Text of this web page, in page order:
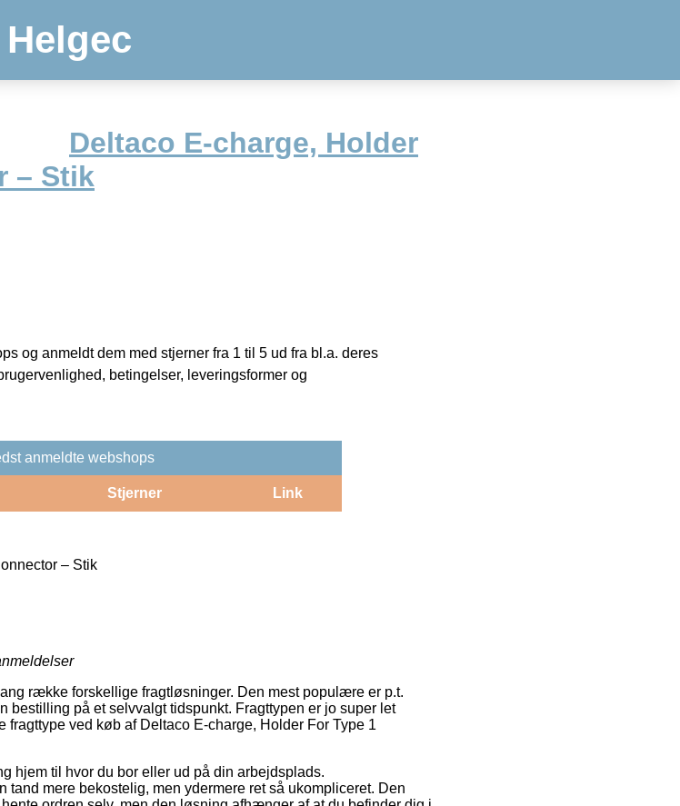
Helgec
Deltaco E-charge, Holder
– Stik
og anmeldt dem med stjerner fra 1 til 5 ud fra bl.a. deres
betingelser, leveringsformer og
anmeldte webshops
Stjerner Link
– Stik
række forskellige fragtløsninger. Den mest populære er p.t.
bestilling på et selvvalgt tidspunkt. Fragttypen er jo super let
ved køb af Deltaco E-charge, Holder For Type 1
hjem til hvor du bor eller ud på din arbejdsplads.
tand mere bekostelig, men ydermere ret så ukompliceret. Den